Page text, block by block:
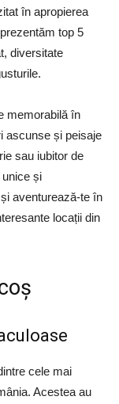
în apropierea
top 5
diversitate
memorabilă în
ascunse și peisaje
sau iubitor de
și
aventurează-te în
locații din
cele mai
Acestea au